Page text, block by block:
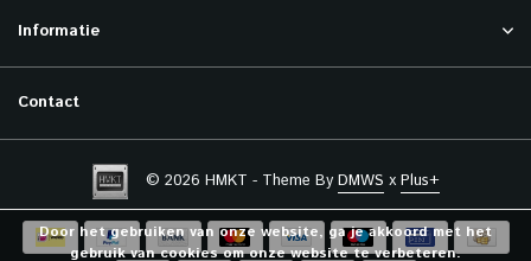
Informatie
Contact
© 2026 HMKT - Theme By DMWS x Plus+
Door het gebruiken van onze website, ga je akkoord met het
gebruik van cookies om onze website te verbeteren.